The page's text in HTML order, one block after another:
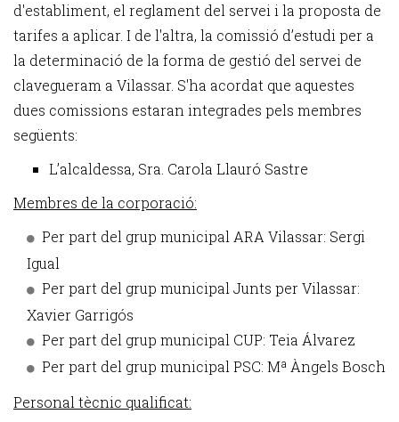
d'establiment, el reglament del servei i la proposta de
tarifes a aplicar. I de l'altra, la comissió d’estudi per a
la determinació de la forma de gestió del servei de
clavegueram a Vilassar. S'ha acordat que aquestes
dues comissions estaran integrades pels membres
següents:
L’alcaldessa, Sra. Carola Llauró Sastre
Membres de la corporació:
Per part del grup municipal ARA Vilassar: Sergi
Igual
Per part del grup municipal Junts per Vilassar:
Xavier Garrigós
Per part del grup municipal CUP: Teia Álvarez
Per part del grup municipal PSC: Mª Àngels Bosch
Personal tècnic qualificat: